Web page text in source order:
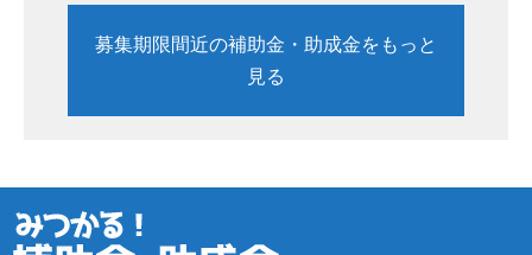
募集期限間近の補助金・助成金をもっと
見る